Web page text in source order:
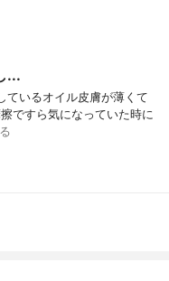
...
いるオイル皮膚が薄くて
ですら気になっていた時に